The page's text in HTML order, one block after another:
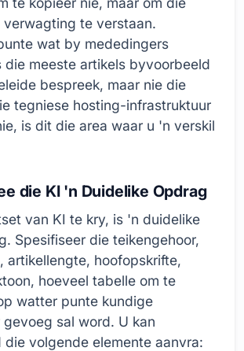
verwagting te verstaan.
wat by mededingers
die meeste artikels byvoorbeeld
bespreek, maar nie die
tegniese hosting-infrastruktuur
is dit die area waar u 'n verskil
die KI 'n Duidelike Opdrag
van KI te kry, is 'n duidelike
Spesifiseer die teikengehoor,
artikellengte, hoofopskrifte,
hoeveel tabelle om te
watter punte kundige
gevoeg sal word. U kan
volgende elemente aanvra: